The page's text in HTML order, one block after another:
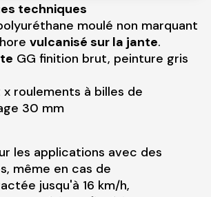
techniques
moulé non marquant
vulcanisé sur la jante.
GG finition brut, peinture gris
x roulements à billes de
30 mm
les applications avec des
même en cas de
jusqu'à 16 km/h,